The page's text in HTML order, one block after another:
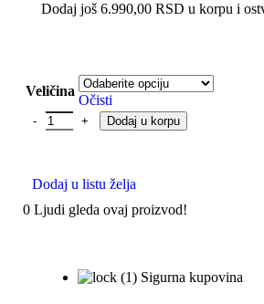
Dodaj još 6.990,00 RSD u korpu i
Veličina
Očisti
Dodaj u korpu
Dodaj u listu želja
0 Ljudi gleda ovaj proizvod!
Sigurna kupovina